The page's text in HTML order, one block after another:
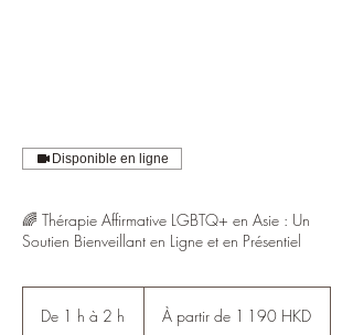
Disponible en ligne
🌈 Thérapie Affirmative LGBTQ+ en Asie : Un
Soutien Bienveillant en Ligne et en Présentiel
De 1 h à 2 h
partirÀ partir de 1 190 HKD